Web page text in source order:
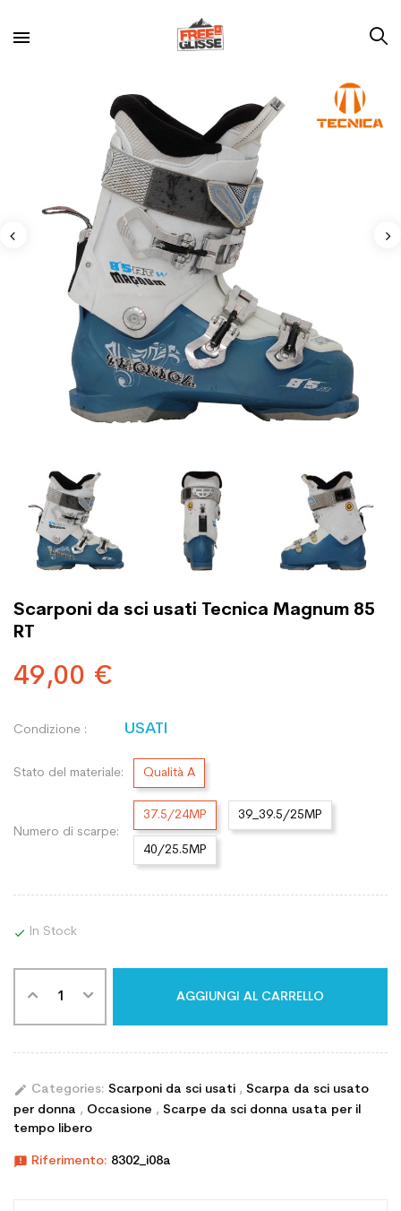
Scarponi da sci usati Tecnica Magnum 85
RT
49,00 €
Condizione : USATI
Stato del materiale: Qualità A
Numero di scarpe:
37.5/24MP 39_39.5/25MP
40/25.5MP
 In Stock
AGGIUNGI AL CARRELLO
edit Categories: Scarponi da sci usati , Scarpa da sci usato
per donna , Occasione , Scarpe da sci donna usata per il
tempo libero
announcement Riferimento: 8302_i08a